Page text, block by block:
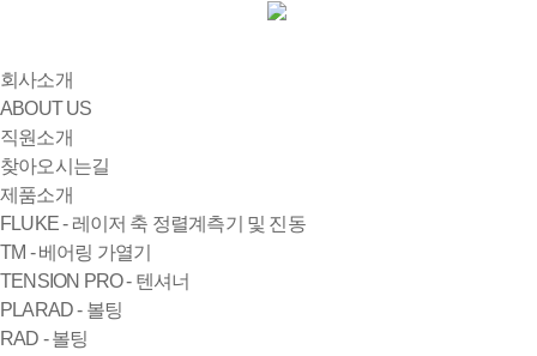
회사소개
ABOUT US
직원소개
찾아오시는길
제품소개
FLUKE - 레이저 축 정렬계측기 및 진동
TM - 베어링 가열기
TENSION PRO - 텐셔너
PLARAD - 볼팅
RAD - 볼팅